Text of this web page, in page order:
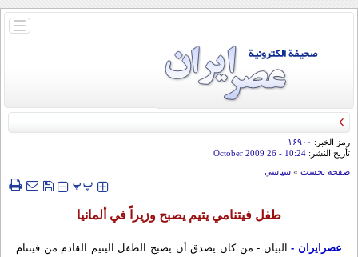
باز
رمز الخبر: ۱۶۹۰۰
تأريخ النشر: 10:24
- 26 October 2009
صفحه نخست » سياسي
‍‍‍ پپ
طفل فيتنامي يتيم يصبح وزيراً في ألمانيا
عصرایران - البیان - من كان يصدق أن يصبح الطفل اليتيم القادم من فيتنام